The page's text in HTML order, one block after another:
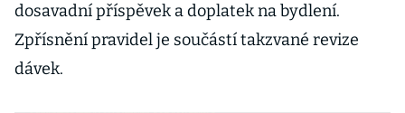
dosavadní příspěvek a doplatek na bydlení.
Zpřísnění pravidel je součástí takzvané revize
dávek.